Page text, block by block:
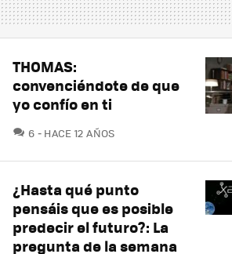
THOMAS:
convenciéndote de que
yo confío en ti
6 COMENTARIOS
HACE 12 AÑOS
¿Hasta qué punto
pensáis que es posible
predecir el futuro?: La
pregunta de la semana